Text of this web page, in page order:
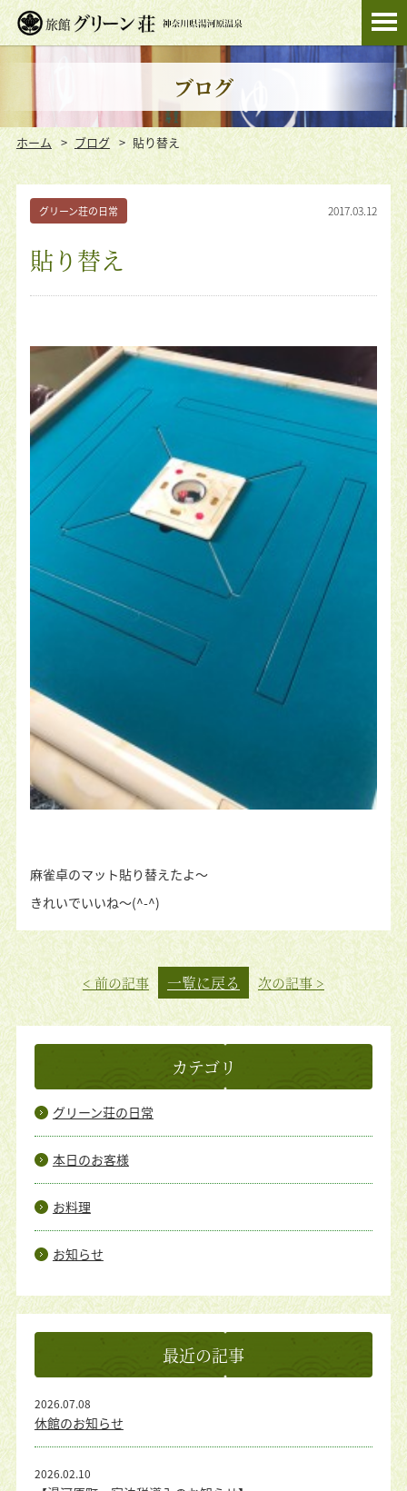
ブログ
ホーム ブログ 貼り替え
グリーン荘の日常 2017.03.12
貼り替え
麻雀卓のマット貼り替えたよ〜
きれいでいいね〜(^-^)
< 前の記事 一覧に戻る 次の記事 >
カテゴリ
グリーン荘の日常
本日のお客様
お料理
お知らせ
最近の記事
休館のお知らせ
2026.07.08
2026.02.10